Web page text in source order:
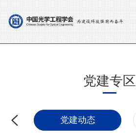
党建专区
党建动态